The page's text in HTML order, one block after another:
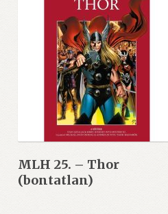
MLH 25. – Thor
(bontatlan)